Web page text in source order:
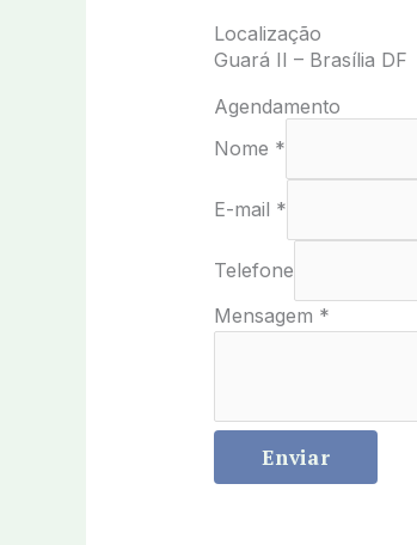
Localização
Guará II – Brasília DF
Agendamento
Nome *
E-mail *
Telefone
Mensagem *
Enviar